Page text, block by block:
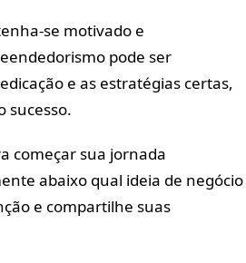
se motivado e
pode ser
e as estratégias certas,
sucesso.
começar sua jornada
abaixo qual ideia de negócio
e compartilhe suas